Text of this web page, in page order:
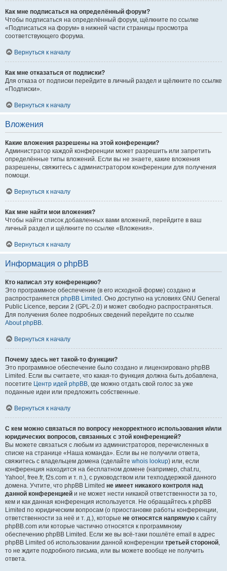
Как мне подписаться на определённый форум?
Чтобы подписаться на определённый форум, щёлкните по ссылке
«Подписаться на форум» в нижней части страницы просмотра
соответствующего форума.
Вернуться к началу
Как мне отказаться от подписки?
Для отказа от подписки перейдите в личный раздел и щёлкните по ссылке
«Подписки».
Вернуться к началу
Вложения
Какие вложения разрешены на этой конференции?
Администратор каждой конференции может разрешить или запретить
определённые типы вложений. Если вы не знаете, какие вложения
разрешены, свяжитесь с администратором конференции для получения
помощи.
Вернуться к началу
Как мне найти мои вложения?
Чтобы найти список добавленных вами вложений, перейдите в ваш
личный раздел и щёлкните по ссылке «Вложения».
Вернуться к началу
Информация о phpBB
Кто написал эту конференцию?
Это программное обеспечение (в его исходной форме) создано и
распространяется phpBB Limited . Оно доступно на условиях GNU General
Public Licence, версии 2 (GPL-2.0) и может свободно распространяться.
Для получения более подробных сведений перейдите по ссылке
About phpBB.
Вернуться к началу
Почему здесь нет такой-то функции?
Это программное обеспечение было создано и лицензировано phpBB
Limited. Если вы считаете, что какая-то функция должна быть добавлена,
посетите Центр идей phpBB, где можно отдать свой голос за уже
поданные идеи или предложить собственные.
Вернуться к началу
С кем можно связаться по вопросу некорректного использования и/или
юридических вопросов, связанных с этой конференцией?
Вы можете связаться с любым из администраторов, перечисленных в
списке на странице «Наша команда». Если вы не получили ответа,
свяжитесь с владельцем домена (сделайте whois lookup) или, если
конференция находится на бесплатном домене (например, chat.ru,
Yahoo!, free.fr, f2s.com и т. п.), с руководством или техподдержкой данного
домена. Учтите, что phpBB Limited не имеет никакого контроля над
данной конференцией и не может нести никакой ответственности за то,
кем и как данная конференция используется. Не обращайтесь к phpBB
Limited по юридическим вопросам (о приостановке работы конференции,
ответственности за неё и т. д.), которые не относятся напрямую к сайту
phpBB.com или которые частично относятся к программному
обеспечению phpBB Limited. Если же вы всё-таки пошлёте email в адрес
phpBB Limited об использовании данной конференции третьей стороной,
то не ждите подробного письма, или вы можете вообще не получить
ответа.